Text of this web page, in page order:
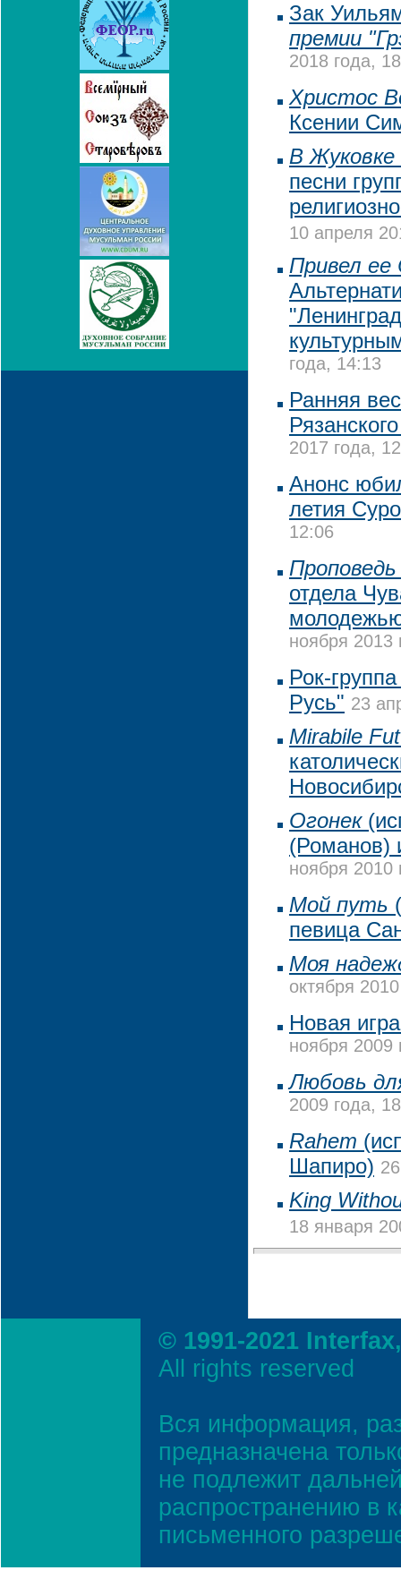
Зак
премии
2018 года,
Христос
Ксении
В
песни
10 апреля
Привел ее
года, 14:13
Ранняя
2017 года,
Анонс
летия
12:06
отдела
ноября 2013
Рок-
Русь" 23
Mirabile
Огонек
(Романов)
ноября 2010
Мой путь
певица
Моя
октября
Новая
ноября 2009
Любовь
2009 года,
Rahem
Шапиро)
King
18 января
© 1991-2021
All rights reserved
Вся информация,
предназначена
не подлежит
распространению в
письменного